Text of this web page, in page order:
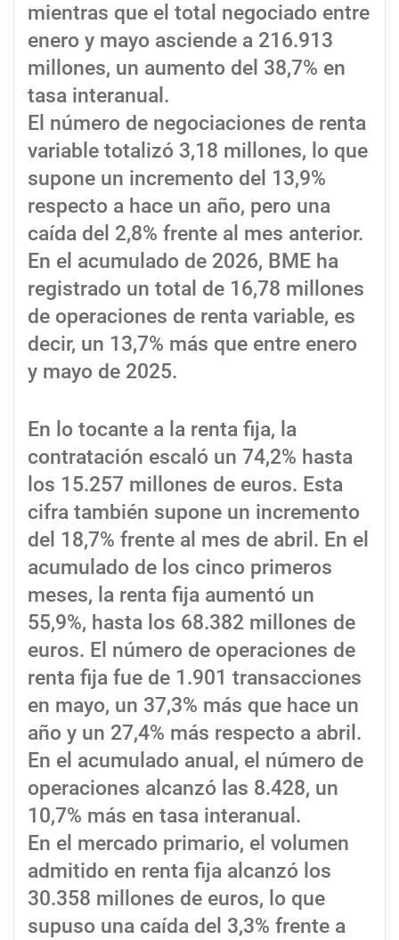
mientras que el total negociado entre
enero y mayo asciende a 216.913
millones, un aumento del 38,7% en
tasa interanual.
El número de negociaciones de renta
variable totalizó 3,18 millones, lo que
supone un incremento del 13,9%
respecto a hace un año, pero una
caída del 2,8% frente al mes anterior.
En el acumulado de 2026, BME ha
registrado un total de 16,78 millones
de operaciones de renta variable, es
decir, un 13,7% más que entre enero
y mayo de 2025.
En lo tocante a la renta fija, la
contratación escaló un 74,2% hasta
los 15.257 millones de euros. Esta
cifra también supone un incremento
del 18,7% frente al mes de abril. En el
acumulado de los cinco primeros
meses, la renta fija aumentó un
55,9%, hasta los 68.382 millones de
euros. El número de operaciones de
renta fija fue de 1.901 transacciones
en mayo, un 37,3% más que hace un
año y un 27,4% más respecto a abril.
En el acumulado anual, el número de
operaciones alcanzó las 8.428, un
10,7% más en tasa interanual.
En el mercado primario, el volumen
admitido en renta fija alcanzó los
30.358 millones de euros, lo que
supuso una caída del 3,3% frente a